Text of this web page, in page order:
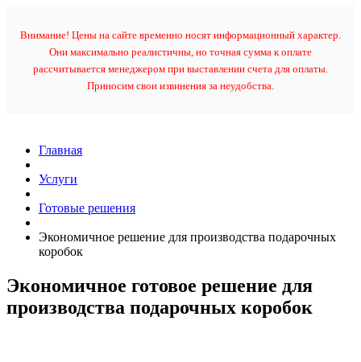
Внимание! Цены на сайте временно носят информационный характер.
Они максимально реалистичны, но точная сумма к оплате
рассчитывается менеджером при выставлении счета для оплаты.
Приносим свои извинения за неудобства.
Главная
Услуги
Готовые решения
Экономичное решение для производства подарочных
коробок
Экономичное готовое решение для
производства подарочных коробок